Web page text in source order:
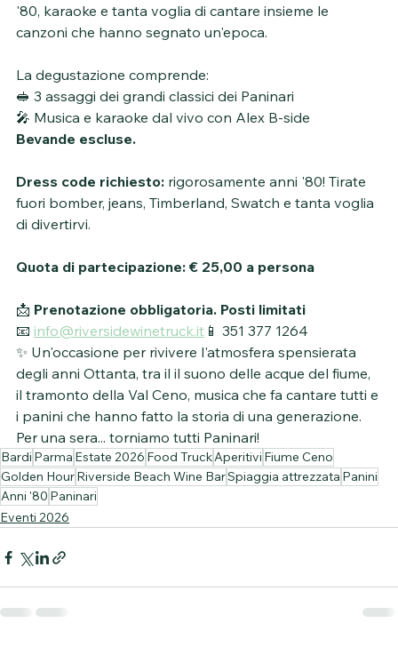
'80, karaoke e tanta voglia di cantare insieme le
canzoni che hanno segnato un'epoca.
La degustazione comprende:
🥪 3 assaggi dei grandi classici dei Paninari
🎤 Musica e karaoke dal vivo con Alex B-side
Bevande escluse.
Dress code richiesto: rigorosamente anni '80! Tirate
fuori bomber, jeans, Timberland, Swatch e tanta voglia
di divertirvi.
Quota di partecipazione: € 25,00 a persona
📩 Prenotazione obbligatoria. Posti limitati
📧 info@riversidewinetruck.it 📱 351 377 1264
✨ Un'occasione per rivivere l'atmosfera spensierata
degli anni Ottanta, tra il il suono delle acque del fiume,
il tramonto della Val Ceno, musica che fa cantare tutti e
i panini che hanno fatto la storia di una generazione.
Per una sera... torniamo tutti Paninari!
Bardi Parma Estate 2026 Food TruckAperitivi Fiume Ceno
Golden HourRiverside Beach Wine BarSpiaggia attrezzata Panini
Anni '80 Paninari
Eventi 2026